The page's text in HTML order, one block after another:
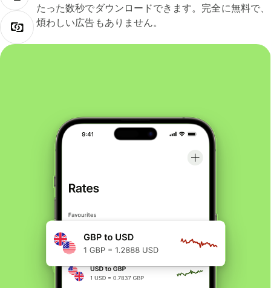
たった数秒でダウンロードできます。完全に無料で、
煩わしい広告もありません。